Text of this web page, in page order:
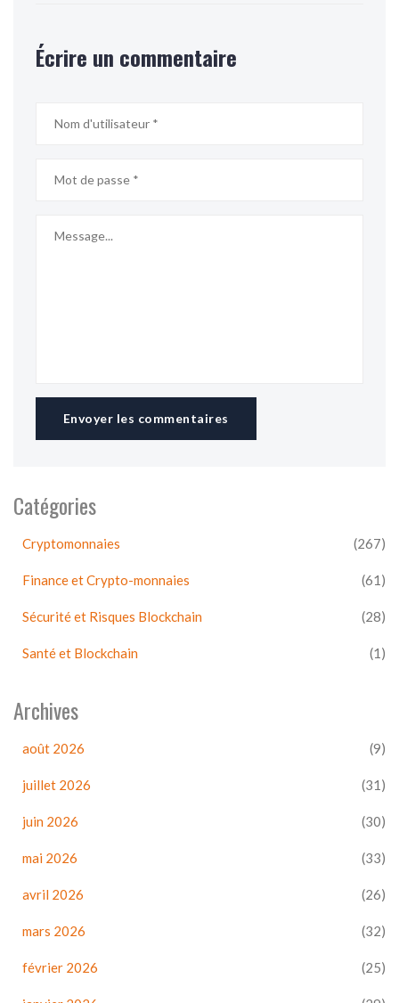
Écrire un commentaire
Envoyer les commentaires
Catégories
Cryptomonnaies (267)
Finance et Crypto-monnaies (61)
Sécurité et Risques Blockchain (28)
Santé et Blockchain (1)
Archives
août 2026 (9)
juillet 2026 (31)
juin 2026 (30)
mai 2026 (33)
avril 2026 (26)
mars 2026 (32)
février 2026 (25)